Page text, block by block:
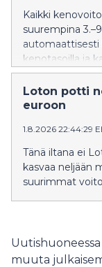
Kaikki
suurempina
automaattisesti
kenotasoilla ja
Loton potti
euroon
1.8.2026 22:44:29
Tänä iltana ei
kasvaa neljään
suurimmat
muuta